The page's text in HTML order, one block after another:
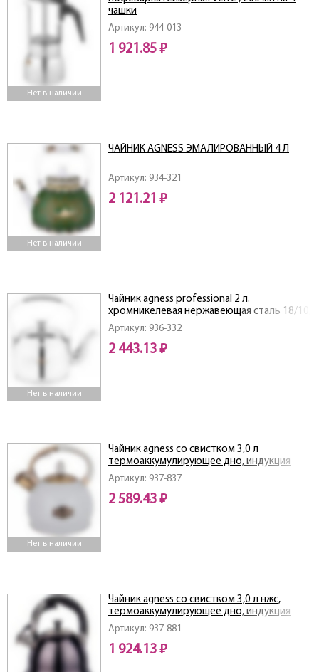
Нет в наличии
Артикул: 944-013
чашки
1 921.85 ₽
Нет в наличии
Артикул: 934-321
ЧАЙНИК AGNESS ЭМАЛИРОВАННЫЙ 4 Л
2 121.21 ₽
Нет в наличии
Артикул: 936-332
Чайник agness professional 2 л.
хромникелевая нержавеющая сталь 18/10,
индукционное дно
2 443.13 ₽
Нет в наличии
Артикул: 937-837
Чайник agness со свистком 3,0 л
термоаккумулирующее дно, индукция
2 589.43 ₽
Артикул: 937-881
Чайник agness со свистком 3,0 л нжс,
термоаккумулирующее дно, индукция
1 924.13 ₽